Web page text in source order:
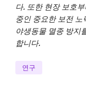
다. 또한 현장 보호
중인 중요한 보전
야생동물 멸종 방지
합니다.
연구